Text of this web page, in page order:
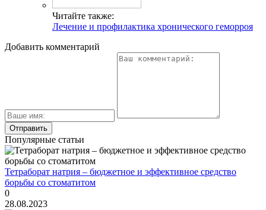
Читайте также:
Лечение и профилактика хронического геморроя
Добавить комментарий
Популярные статьи
Тетраборат натрия – бюджетное и эффективное средство
борьбы со стоматитом
0
28.08.2023